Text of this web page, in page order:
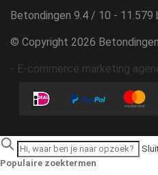
Betondingen 9.4 / 10 - 11.579
© Copyright 2026
- E-commerce marketing
Populaire zoektermen